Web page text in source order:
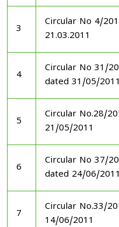
3
Circular No 4/
21.03.2011
4
Circular No 31/
dated 31/05/2011
5
Circular No.28/
21/05/2011
6
Circular No 37/
dated 24/06/2011
7
Circular No.33/
14/06/2011